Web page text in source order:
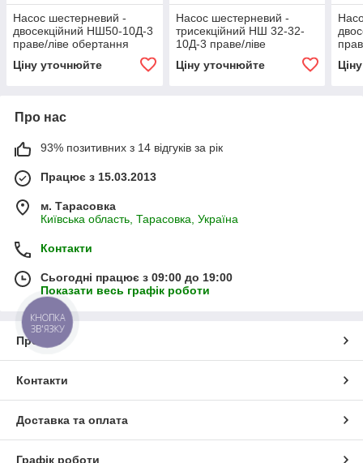
Насос шестерневий -
двосекційний НШ50-10Д-3
праве/ліве обертання
Ціну уточнюйте
Насос шестерневий -
трисекційний НШ 32-32-
10Д-3 праве/ліве
Ціну уточнюйте
Про нас
93% позитивних з 14 відгуків за рік
Працює з 15.03.2013
м. Тарасовка
Київська область, Тарасовка, Україна
Контакти
Сьогодні працює з 09:00 до 19:00
Показати весь графік роботи
Про нас
Контакти
Доставка та оплата
Графік роботи
КНОПКА
ЗВ'ЯЗКУ